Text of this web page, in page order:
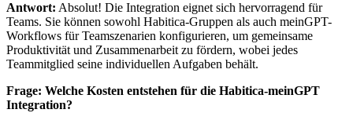
Antwort: Absolut! Die Integration eignet sich hervorragend für
Teams. Sie können sowohl Habitica-Gruppen als auch meinGPT-
Workflows für Teamszenarien konfigurieren, um gemeinsame
Produktivität und Zusammenarbeit zu fördern, wobei jedes
Teammitglied seine individuellen Aufgaben behält.
Frage: Welche Kosten entstehen für die Habitica-meinGPT
Integration?